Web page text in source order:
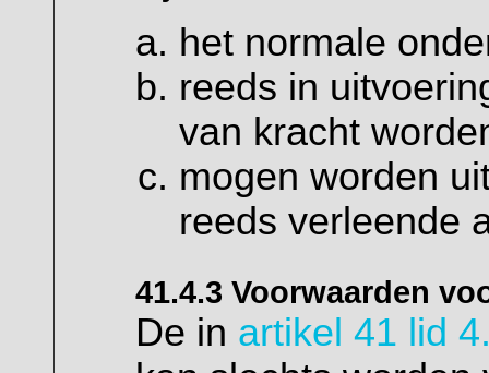
het normale
reeds in
van kracht
mogen worden
reeds verleende
41.4.3 Voorwaarden
De in artikel 41 lid